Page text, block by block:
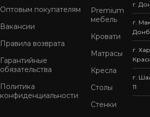
Оптовым покупателям
Вакансии
Правила возврата
Гарантийные
обязательства
Политика
конфиденциальности
Premium
мебель
Кровати
Матрасы
Кресла
Столы
Стенки
г.
г.
г.
г.
11